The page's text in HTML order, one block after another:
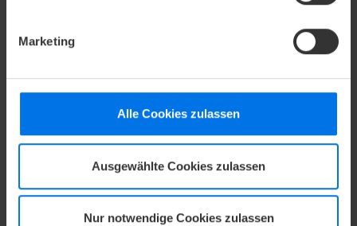
Marketing
Alle Cookies zulassen
Ausgewählte Cookies zulassen
Nur notwendige Cookies zulassen
Presse
Barrierefreiheitserklärung
AGB